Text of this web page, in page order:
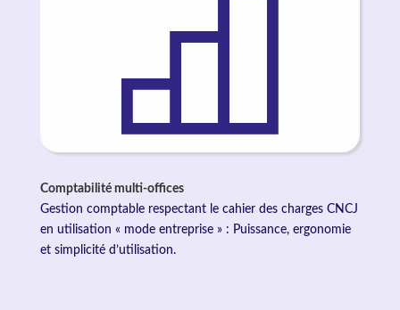
Comptabilité multi-offices
Gestion comptable respectant le cahier des charges CNCJ
en utilisation « mode entreprise » : Puissance, ergonomie
et simplicité d’utilisation.